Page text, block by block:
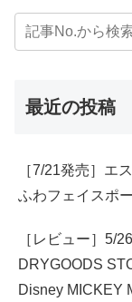
最近の投稿
［7/21発売］エ
ふわフェイスポ
［レビュー］5/
DRYGOODS
Disney MICKEY